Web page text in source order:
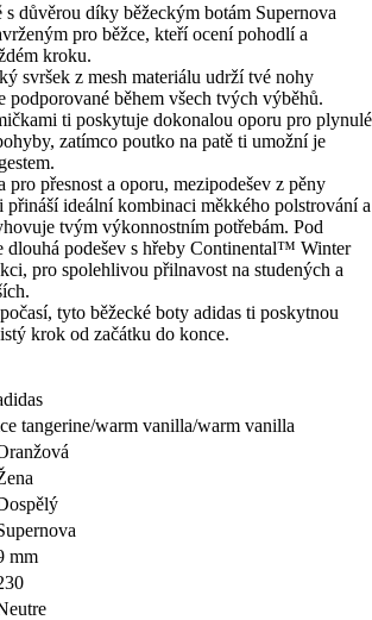
s důvěrou díky běžeckým botám Supernova
pro běžce, kteří ocení pohodlí a
kroku.
svršek z mesh materiálu udrží tvé nohy
podporované během všech tvých výběhů.
ti poskytuje dokonalou oporu pro plynulé
zatímco poutko na patě ti umožní je
pro přesnost a oporu, mezipodešev z pěny
přináší ideální kombinaci měkkého polstrování a
tvým výkonnostním potřebám. Pod
dlouhá podešev s hřeby Continental™ Winter
pro spolehlivou přilnavost na studených a
tyto běžecké boty adidas ti poskytnou
krok od začátku do konce.
tangerine/warm vanilla/warm vanilla
mm